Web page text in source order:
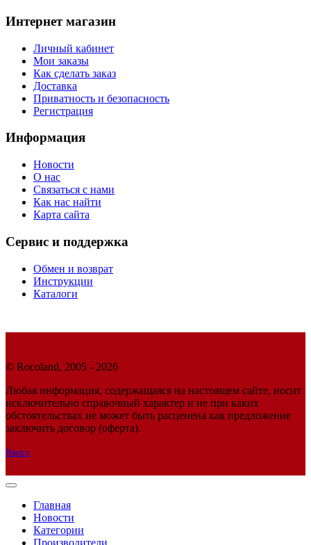
Интернет магазин
Личный кабинет
Мои заказы
Как сделать заказ
Доставка
Приватность и безопасность
Регистрация
Информация
Новости
О нас
Связаться с нами
Как нас найти
Карта сайта
Сервис и поддержка
Обмен и возврат
Инструкции
Каталоги
© Rocoland, 2005 - 2026
Любая информация, содержащаяся на настоящем сайте, носит
исключительно справочный характер и не при каких
обстоятельствах не может быть расценена как предложение
заключить договор (оферта).
Вверх
Главная
Новости
Категории
Производители